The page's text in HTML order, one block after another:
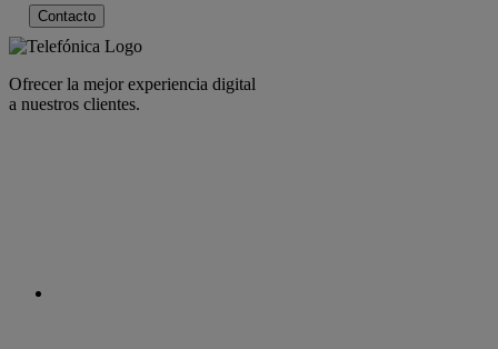
Contacto
Ofrecer la mejor experiencia digital
a nuestros clientes.